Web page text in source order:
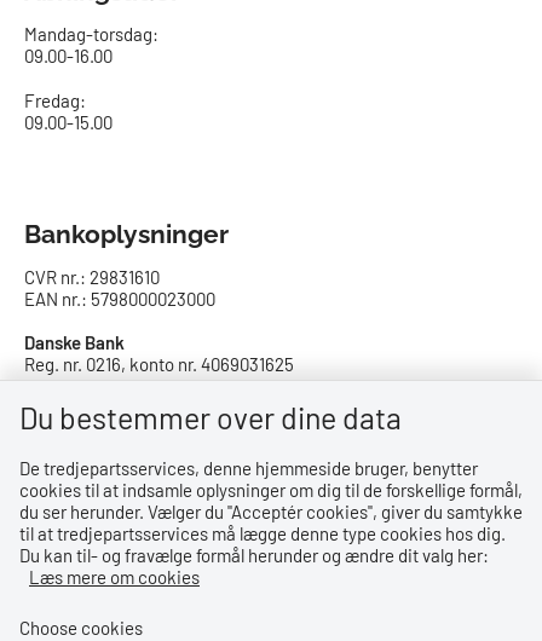
Mandag-torsdag:
09.00-16.00​
Fredag:
09.00-15.00
Bankoplysninger
CVR nr.: 29831610
EAN nr.: 5798000023000
Danske Bank
Reg. nr. 0216, konto nr. 4069031625
IBAN: DK8402164069031625
SWIFT: DABADKKK
Privatlivspolitik
Privatlivspolitik
Tilgængelighedserklæring
Du bestemmer over dine data
De tredjepartsservices, denne hjemmeside bruger, benytter
cookies til at indsamle oplysninger om dig til de forskellige formål,
du ser herunder. Vælger du ''Acceptér cookies'', giver du samtykke
til at tredjepartsservices må lægge denne type cookies hos dig.
Du kan til- og fravælge formål herunder og ændre dit valg her:
Læs mere om cookies
Choose cookies